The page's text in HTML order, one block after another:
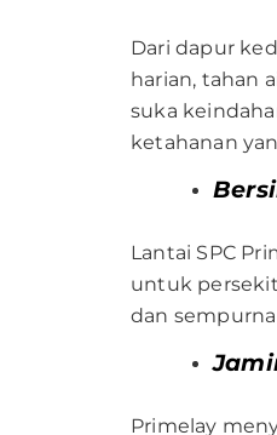
Dari dapur
harian, tahan
suka
ketahanan
Lantai SPC
untuk
dan
Primelay